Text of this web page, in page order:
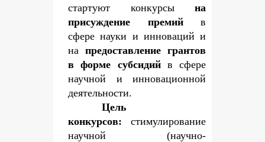
стартуют конкурсына
присуждение премийв
сфере науки и инноваций и
на предоставление грантов
в форме субсидийв сфере
научной и инновационной
деятельности.
Цель
конкурсов: стимулирование
научной (научно-